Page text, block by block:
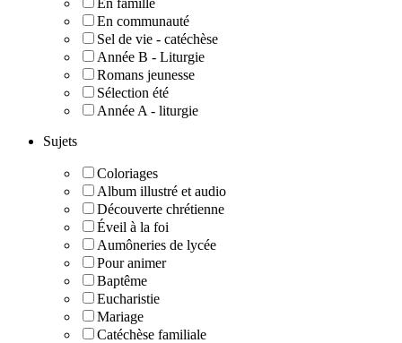
En communauté
Sel de vie - catéchèse
Année B - Liturgie
Romans jeunesse
Sélection été
Année A - liturgie
Sujets
Coloriages
Album illustré et audio
Découverte chrétienne
Éveil à la foi
Aumôneries de lycée
Pour animer
Baptême
Eucharistie
Mariage
Catéchèse familiale